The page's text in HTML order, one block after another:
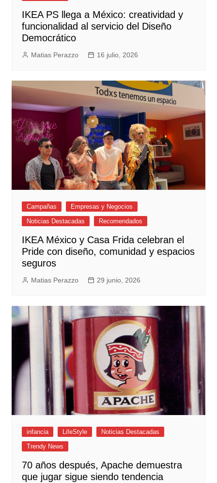
IKEA PS llega a México: creatividad y
funcionalidad al servicio del Diseño
Democrático
Matias Perazzo 16 julio, 2026
Campañas
Empresas y Negocios
Noticias Destacadas
Recomendados
IKEA México y Casa Frida celebran el
Pride con diseño, comunidad y espacios
seguros
Matias Perazzo 29 junio, 2026
infancia LifeStyle
Noticias Destacadas
Trendy News
70 años después, Apache demuestra
que jugar sigue siendo tendencia